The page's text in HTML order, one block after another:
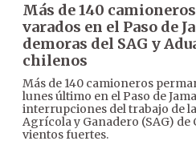
Más de 140 camioneros
varados en el Paso de
demoras del SAG y
chilenos
Más de 140 camioneros
lunes último en el Paso de
interrupciones del trabajo de
Agrícola y Ganadero (SAG) de
vientos fuertes.